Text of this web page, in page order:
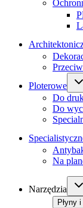
Ploterowe
Do
Do
Na
Narzędzia
Płyny